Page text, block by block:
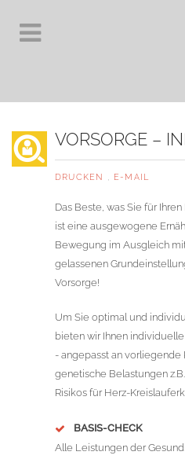
VORSORGE –
DRUCKEN , E-MAIL
Das Beste, was Sie für
ist eine ausgewogene
Bewegung im Ausgleich
gelassenen
Vorsorge!
Um Sie optimal und
bieten wir Ihnen
- angepasst an vorliegende
genetische Belastungen
Risikos für Herz-
BASIS-CHECK
Alle Leistungen der